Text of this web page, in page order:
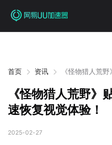
首页 资讯
《怪物猎人荒
《怪物猎人荒野》
速恢复视觉体验！
2025-02-27